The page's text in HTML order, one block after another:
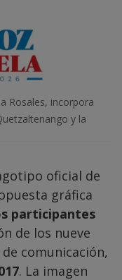
Rosales, incorpora
y la
oficial de
gráfica
participantes
de los nueve
comunicación,
. La imagen